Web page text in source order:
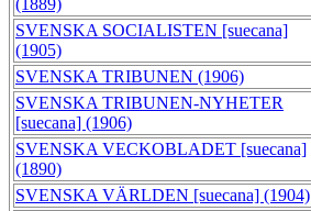
(1889)
SVENSKA SOCIALISTEN [suecana]
(1905)
SVENSKA TRIBUNEN (1906)
SVENSKA TRIBUNEN-NYHETER
[suecana] (1906)
SVENSKA VECKOBLADET [suecana]
(1890)
SVENSKA VÄRLDEN [suecana] (1904)